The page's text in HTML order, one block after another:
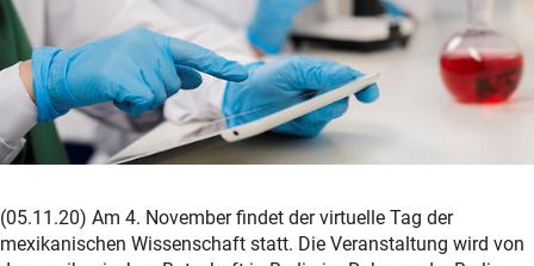
(05.11.20) Am 4. November findet der virtuelle Tag der
mexikanischen Wissenschaft statt. Die Veranstaltung wird von